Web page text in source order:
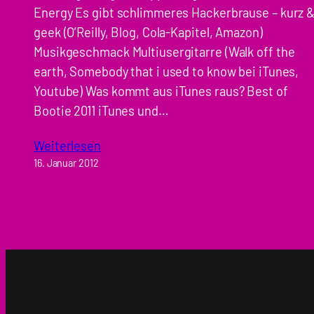
Energy Es gibt schlimmeres Hackerbrause – kurz
geek (O’Reilly, Blog, Cola-Kapitel, Amazon)
Musikgeschmack Multiusergitarre (Walk off the
earth, Somebody that i used to know bei iTunes,
Youtube) Was kommt aus iTunes raus? Best of
Bootie 2011 iTunes und…
Weiterlesen
16. Januar 2012